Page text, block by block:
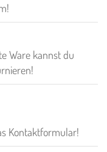
Ware kannst du
Kontaktformular!